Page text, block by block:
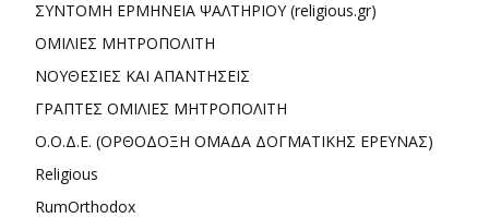
ΣΥΝΤΟΜΗ ΕΡΜΗΝΕΙΑ ΨΑΛΤΗΡΙΟΥ (religious.gr)
ΟΜΙΛΙΕΣ ΜΗΤΡΟΠΟΛΙΤΗ
ΝΟΥΘΕΣΙΕΣ ΚΑΙ ΑΠΑΝΤΗΣΕΙΣ
ΓΡΑΠΤΕΣ ΟΜΙΛΙΕΣ ΜΗΤΡΟΠΟΛΙΤΗ
Ο.Ο.Δ.Ε. (ΟΡΘΟΔΟΞΗ ΟΜΑΔΑ ΔΟΓΜΑΤΙΚΗΣ ΕΡΕΥΝΑΣ)
Religious
RumOrthodox